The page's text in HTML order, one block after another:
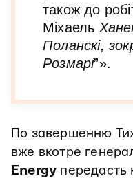
також до
Міхаель
Поланскі,
Розмарі”».
По завершенню
вже вкотре
Energy передасть